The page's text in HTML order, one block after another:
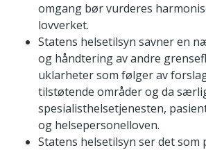
omgang bør vurderes
lovverket.
Statens helsetilsyn savner en
og håndtering av andre
uklarheter som følger av
tilstøtende områder og da
spesialisthelsetjenesten,
og helsepersonelloven.
Statens helsetilsyn ser det som